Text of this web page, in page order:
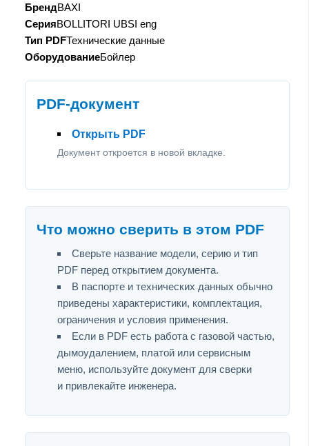
БрендBAXI
СерияBOLLITORI UBSI eng
Тип PDFТехнические данные
ОборудованиеБойлер
PDF-документ
Открыть PDF
Документ откроется в новой вкладке.
Что можно сверить в этом PDF
Сверьте название модели, серию и тип
PDF перед открытием документа.
В паспорте и технических данных обычно
приведены характеристики, комплектация,
ограничения и условия применения.
Если в PDF есть работа с газовой частью,
дымоудалением, платой или сервисным
меню, используйте документ для сверки
и привлекайте инженера.